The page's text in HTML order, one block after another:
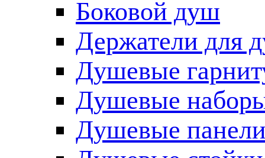
Боковой душ
Держатели для
Душевые
Душевые
Душевые